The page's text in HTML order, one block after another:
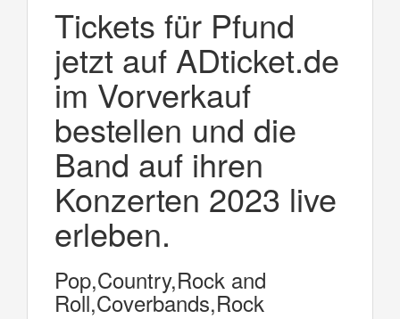
Tickets für Pfund
jetzt auf ADticket.de
im Vorverkauf
bestellen und die
Band auf ihren
Konzerten 2023 live
erleben.
Pop,Country,Rock and
Roll,Coverbands,Rock